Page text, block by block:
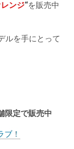
ンジ“を販売中
ルを手にとって
限定で販売中
ブ！